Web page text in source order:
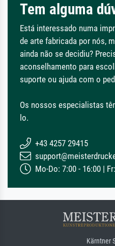
Tem alguma
Está interessado numa
de arte fabricada por nós,
ainda não se decidiu?
aconselhamento para
suporte ou ajuda com o
Os nossos especialistas
lo.
+43 4257 29415
Mo-Do: 7:00 - 16:00 |
Kärntner